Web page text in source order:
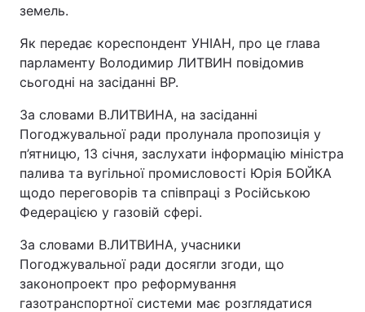
земель.
Як передає кореспондент УНІАН, про це глава
парламенту Володимир ЛИТВИН повідомив
сьогодні на засіданні ВР.
За словами В.ЛИТВИНА, на засіданні
Погоджувальної ради пролунала пропозиція у
п’ятницю, 13 січня, заслухати інформацію міністра
палива та вугільної промисловості Юрія БОЙКА
щодо переговорів та співпраці з Російською
Федерацією у газовій сфері.
За словами В.ЛИТВИНА, учасники
Погоджувальної ради досягли згоди, що
законопроект про реформування
газотранспортної системи має розглядатися